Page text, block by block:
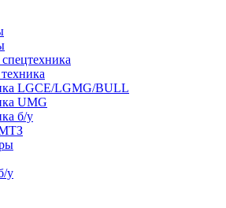
LGCE/LGMG/BULL
UMG
б/у
у